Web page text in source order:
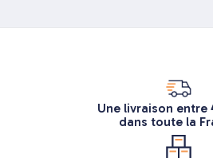
Une livraison entre
dans toute la